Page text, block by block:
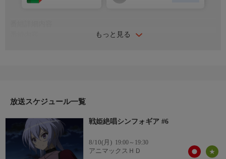
もっと見る
の開発に成功する。兵器の名は『シンフォギア』。
制作:2012年/全13話
放送スケジュール一覧
戦姫絶唱シンフォギア #6
8/10(月) 19:00～19:30
アニマックスＨＤ